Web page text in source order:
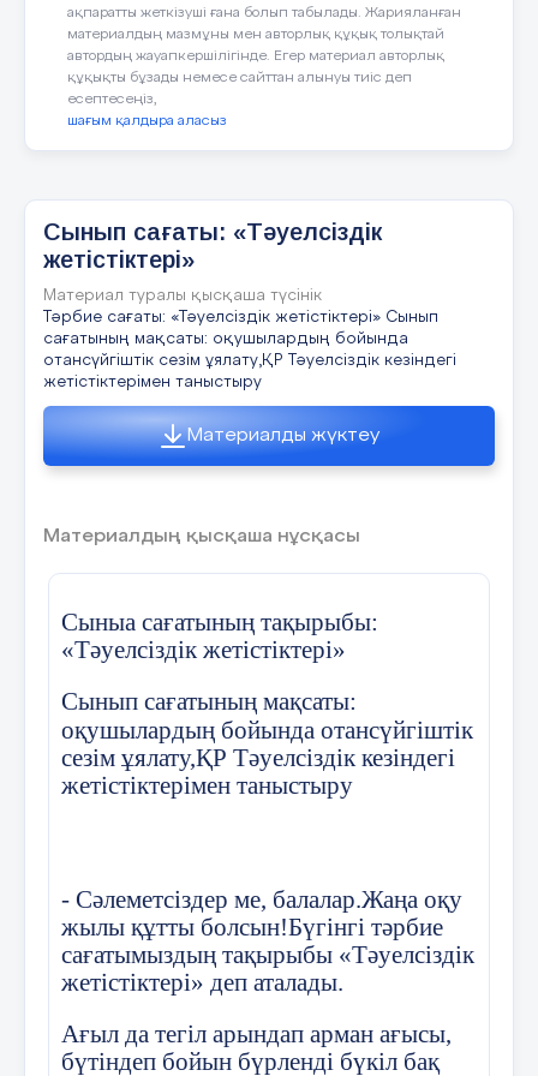
белсенді оқушы Қалбаева Асел сөз алды.
Ол өз сөзінде оқушылардың тәртібі
жақсы екенін дегенмен кейбір
оқушылардың тәртібі нашарлап, сабаққа
дайындалмай келетінін айтты. Осы мәселе
айтты.
Үшінші мәселе бойынша сынып
жетекші оқушыларға мектептегі қоғамдық
жұмыстарға белсене қатысуға шақырды.
Сыныптағы оқушылардың мектепте өз-
өзін ұстауы, мұғалімдерді сыйлауы
керектігі айтылды. Басқа сынып
оқушыларыменде тату болуы, олармен
етене араласып, дос болуға шақырды.
қабылданды.
Қаулы:
Әрбір оқушы ІІ тоқсанды жақсы деген
бағалармен аяқтауға жауапкершілікпен
Сынып оқушыларының тәртібі мен
тазалығы жақсы деп есептелсін.
Сынып жетекші: З.Бурунова
2018ж қыркүйек айының
ақпаратты жеткізуші ғана болып табылады. Жарияланған
материалдың мазмұны мен авторлық құқық толықтай
автордың жауапкершілігінде. Егер материал авторлық
құқықты бұзады немесе сайттан алынуы тиіс деп
есептесеңіз,
шағым қалдыра аласыз
Сынып сағаты: «Тәуелсіздік
жетістіктері»
Материал туралы қысқаша түсінік
Тәрбие сағаты: «Тәуелсіздік жетістіктері» Сынып
сағатының мақсаты: оқушылардың бойында
отансүйгіштік сезім ұялату,ҚР Тәуелсіздік кезіндегі
жетістіктерімен таныстыру
Материалды жүктеу
Материалдың қысқаша нұсқасы
Сыныа сағатының тақырыбы:
«Тәуелсіздік жетістіктері»
Сынып сағатының мақсаты:
оқушылардың бойында отансүйгіштік
сезім ұялату,ҚР Тәуелсіздік кезіндегі
жетістіктерімен таныстыру
- Сәлеметсіздер ме, балалар.Жаңа оқу
жылы құтты болсын!Бүгінгі тәрбие
сағатымыздың тақырыбы «Тәуелсіздік
жетістіктері» деп аталады.
Ағыл да тегіл арындап арман ағысы,
бүтіндеп бойын бүрленді бүкіл бақ